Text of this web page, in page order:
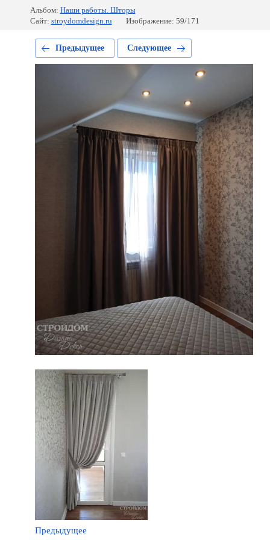
Альбом: Наши работы. Шторы
Сайт: stroydomdesign.ru Изображение: 59/171
Предыдущее Следующее
Предыдущее